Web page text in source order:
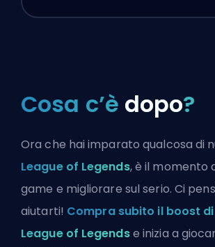
Cosa c’è dopo?
Ora che hai imparato qualcosa di
League of Legends, è il momento
game e migliorare sul serio. Ci
aiutarti! Compra subito il boost di
League of Legendse inizia a